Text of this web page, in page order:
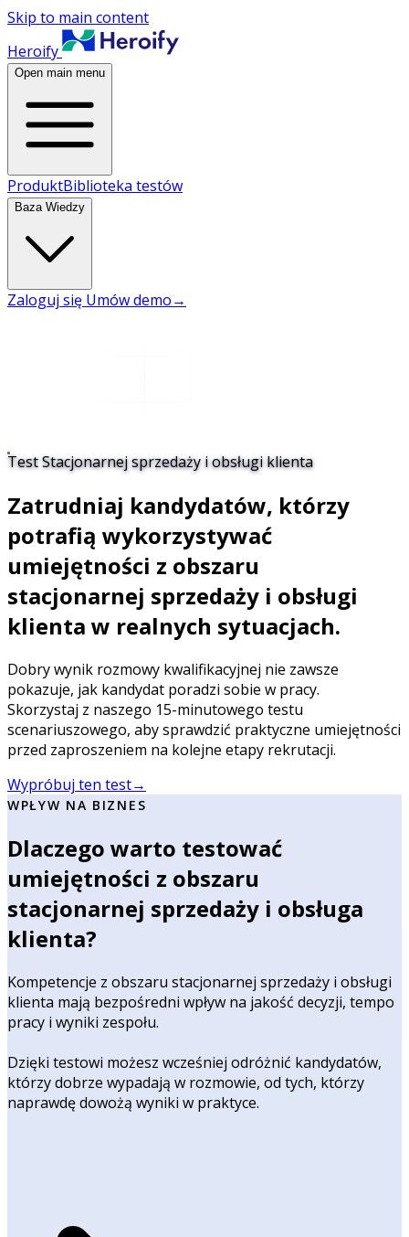
Skip to main content
Heroify
Open main menu
ProduktBiblioteka testów
Baza Wiedzy
Zaloguj się Umów demo→
Test Stacjonarnej sprzedaży i obsługi klienta
Zatrudniaj kandydatów, którzy
potrafią wykorzystywać
umiejętności z obszaru
stacjonarnej sprzedaży i obsługi
klienta w realnych sytuacjach.
Dobry wynik rozmowy kwalifikacyjnej nie zawsze
pokazuje, jak kandydat poradzi sobie w pracy.
Skorzystaj z naszego 15-minutowego testu
scenariuszowego, aby sprawdzić praktyczne umiejętności
przed zaproszeniem na kolejne etapy rekrutacji.
Wypróbuj ten test→
WPŁYW NA BIZNES
Dlaczego warto testować
umiejętności z obszaru
stacjonarnej sprzedaży i obsługa
klienta?
Kompetencje z obszaru stacjonarnej sprzedaży i obsługi
klienta mają bezpośredni wpływ na jakość decyzji, tempo
pracy i wyniki zespołu.
Dzięki testowi możesz wcześniej odróżnić kandydatów,
którzy dobrze wypadają w rozmowie, od tych, którzy
naprawdę dowożą wyniki w praktyce.